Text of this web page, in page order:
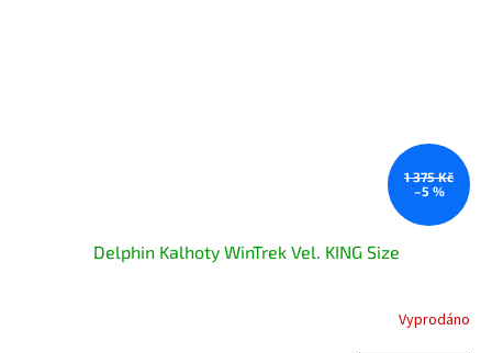
1 375 Kč
–5 %
Delphin Kalhoty WinTrek Vel. KING Size
Vyprodáno